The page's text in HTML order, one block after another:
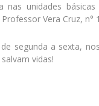
nas unidades
Vera Cruz,
segunda a sexta,
vidas!